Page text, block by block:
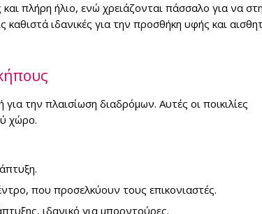
πλήρη ήλιο, ενώ χρειάζονται πάσσαλο για να
ιδανικές για την προσθήκη υφής και
για την πλαισίωση διαδρόμων. Αυτές οι ποικιλίες
χώρο.
που προσελκύουν τους επικονιαστές.
ιδανικό για μπορντούρες.